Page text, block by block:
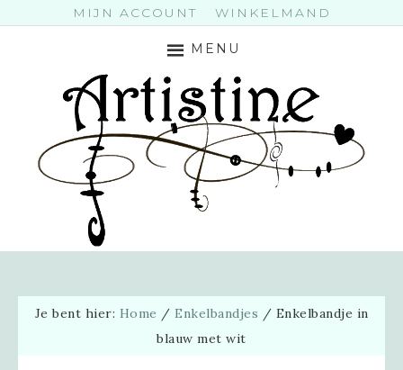
MIJN ACCOUNT WINKELMAND
MENU
Je bent hier: Home / Enkelbandjes / Enkelbandje in
blauw met wit